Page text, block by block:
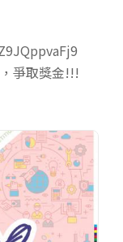
爭取獎金!!!